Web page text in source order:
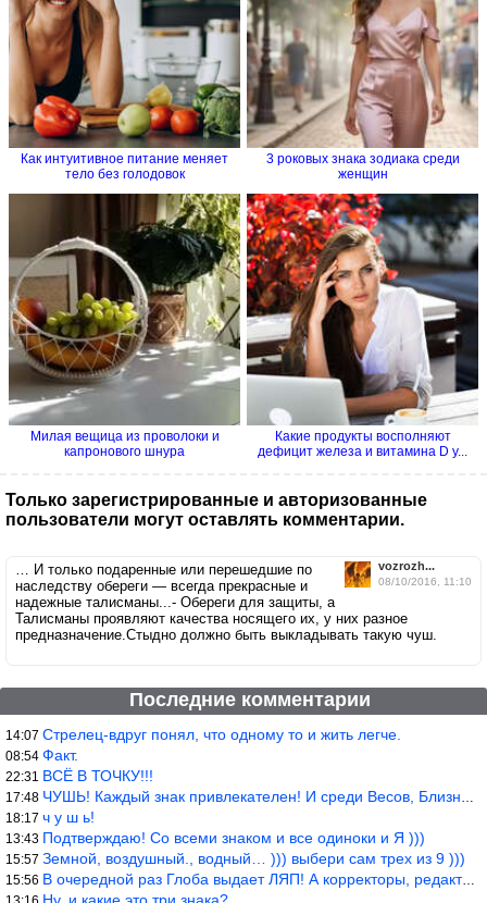
Как интуитивное питание меняет
тело без голодовок
3 роковых знака зодиака среди
женщин
Милая вещица из проволоки и
капронового шнура
Какие продукты восполняют
дефицит железа и витамина D у...
Только зарегистрированные и авторизованные
пользователи могут оставлять комментарии.
vozrozh...
08/10/2016, 11:10
… И только подаренные или перешедшие по
наследству обереги — всегда прекрасные и
надежные талисманы...- Обереги для защиты, а
Талисманы проявляют качества носящего их, у них разное
предназначение.Стыдно должно быть выкладывать такую чуш.
Последние комментарии
14:07 Стрелец-вдруг понял, что одному то и жить легче.
08:54 Факт.
22:31 ВСЁ В ТОЧКУ!!!
17:48 ЧУШЬ! Каждый знак привлекателен! И среди Весов, Близнецов встреч
18:17 ч у ш ь!
13:43 Подтверждаю! Со всеми знаком и все одиноки и Я )))
15:57 Земной, воздушный., водный… ))) выбери сам трех из 9 )))
15:56 В очередной раз Глоба выдает ЛЯП! А корректоры, редакторы пропус